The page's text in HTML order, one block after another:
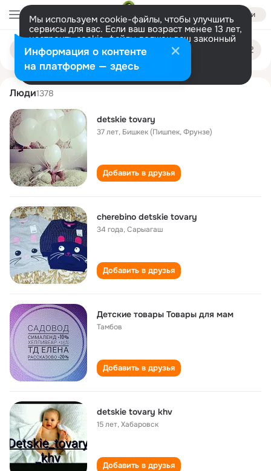
Войти
Мы используем cookie-файлы, чтобы улучшить
сервисы для вас. Если ваш возраст менее 13 лет,
настроить cookie-файлы должен ваш законный
представитель. Больше информации
Разрешить все Настроить
Поиск
людям
detskie tovary
Люди1378
detskie tovary
37 лет, Бишкек (Пишпек, Фрунзе)
Добавить в друзья
cherebino detskie tovary
34 года,Сарыагаш
Добавить в друзья
Детские товары Товары для мам
Тамбов
Добавить в друзья
detskie tovary khv
15 лет,Хабаровск
Добавить в друзья
Информация о контенте
на платформе — здесь